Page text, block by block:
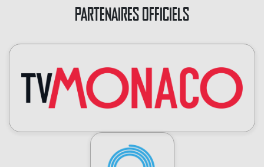
PARTENAIRES OFFICIELS